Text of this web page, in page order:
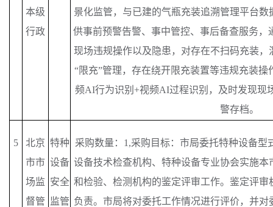
本级
行政
景化监管，与已建的气瓶充装追溯管理平台
供事前预警告警、事中管控、事后备查服务
现场违规操作以及隐患，对存在不扫码充装
“限充”管理，存在绕开限充装置等违规充装
频AI行为识别+视频AI过程识别，及时发现现
警存档。
5
北京
市市
场监
督管
特种
设备
安全
监管
采购数量： 1,采购目标：市局委托特种设备型
设备技术检查机构、特种设备专业协会实施
和检验、检测机构的鉴定评审工作。鉴定评
负责。市局将对委托工作情况进行评价，并